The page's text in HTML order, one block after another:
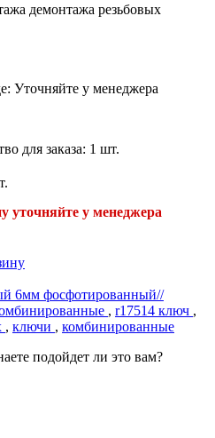
демонтажа резьбовых
Уточняйте у менеджера
для заказа: 1 шт.
уточняйте у менеджера
6мм фосфотированный//
, r17514 ключ ,
, ключи , комбинированные
подойдет ли это вам?